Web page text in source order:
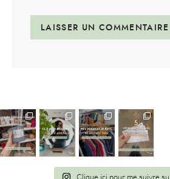
Clique ici pour me suivre